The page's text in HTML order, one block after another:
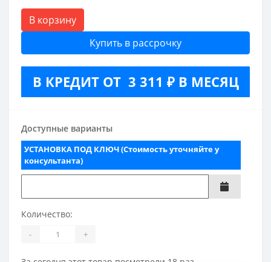
В корзину
Купить в рассрочку
В КРЕДИТ ОТ 3 311 ₽ В МЕСЯЦ
Доступные варианты
УСТАНОВКА ПОД КЛЮЧ (Стоимость уточняйте у
консультанта)
Количество:
- +